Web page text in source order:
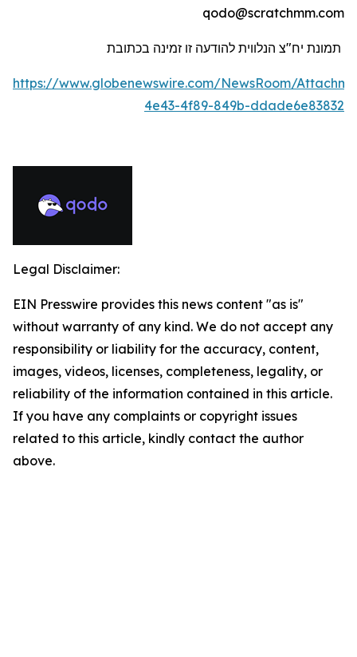
qodo@scratchmm.com
https://www.globenewswire.com/NewsRoom/
4e43-4f89-849b-ddade6e83832
Legal Disclaimer:
EIN Presswire provides this news content "as is"
without warranty of any kind. We do not accept any
responsibility or liability for the accuracy, content,
images, videos, licenses, completeness, legality, or
reliability of the information contained in this article.
If you have any complaints or copyright issues
related to this article, kindly contact the author
above.